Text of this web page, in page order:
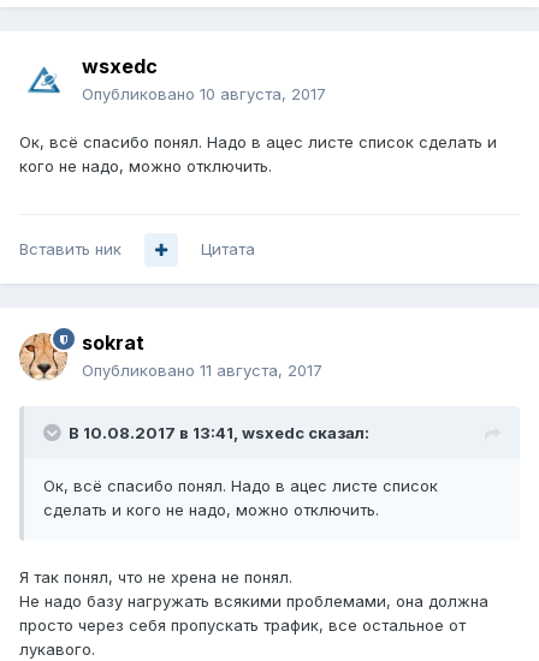
wsxedc
Опубликовано 10 августа, 2017
Ок, всё спасибо понял. Надо в ацес листе список сделать и
кого не надо, можно отключить.
Вставить ник Цитата
sokrat
Опубликовано 11 августа, 2017
В 10.08.2017 в 13:41, wsxedc сказал:
Ок, всё спасибо понял. Надо в ацес листе список
сделать и кого не надо, можно отключить.
Я так понял, что не хрена не понял.
Не надо базу нагружать всякими проблемами, она должна
просто через себя пропускать трафик, все остальное от
лукавого.